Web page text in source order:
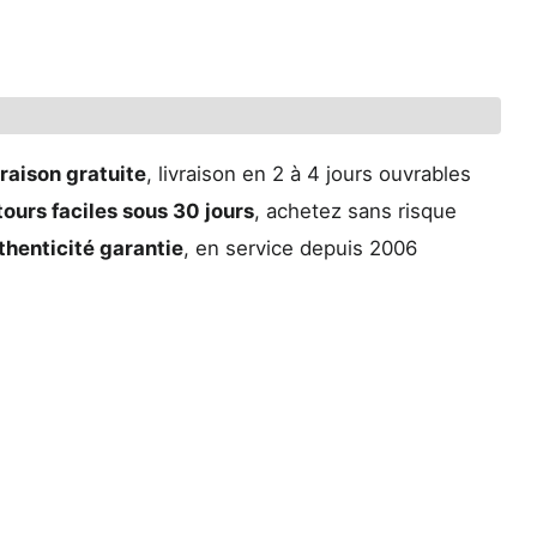
gratuite, livraison en 2 à 4 jours ouvrables
faciles sous 30 jours, achetez sans risque
garantie, en service depuis 2006